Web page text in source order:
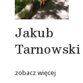
Jakub
Tarnowski
zobacz więcej